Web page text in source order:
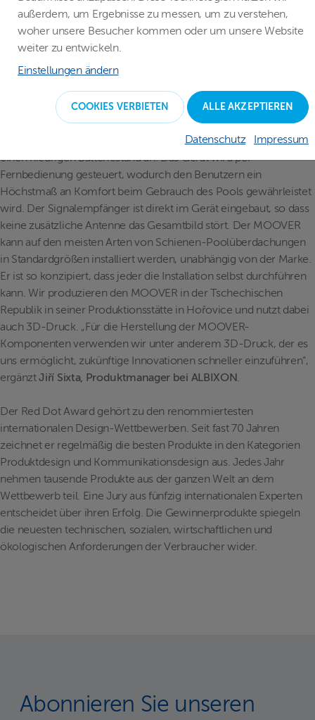
unterschiedlichsten Wetterbedingungen ausgelegt ist“, erklärt
während der Saison durch Solarmodule aufgeladen werden. Bei
fehlenden Sonnentagen können die Batterien einfach über das
Stromnetz aufgeladen werden. Über ein digitales LED-Panel
kommuniziert der MOOVER visuell mit den Benutzern. Er zeigt
beispielsweise die Bewegungsrichtung der Abdeckung oder
einen niedrigen Batteriestand an. Das Gerät wird per
Fernbedienung gesteuert, wodurch den Benutzern ein
Höchstmaß an Komfort beim Gebrauch des Pools gewährleistet
wird. Der Signalempfänger ist direkt im Gerät eingebaut, so dass
keine zusätzliche Antenne das Gesamtbild stört. Der MOOVER
kann auf den meisten Arten von Schienen-Poolüberdachungen
in Standardgrößen installiert werden, unabhängig von der Marke.
Er ist so konzipiert, dass jeder die Installation selbst durchführen
kann. Wir produzieren den MOOVER in der Tschechischen
Republik in seiner Produktionsstätte in Hořovice und nutzt dabei
auch 3D-Druck. „Für die Herstellung der MOOVER-
Komponenten verwenden wir unter anderem 3D-Druck, der es
uns ermöglicht, zukünftige Innovationen schneller einzuführen“,
ergänztJiří Sixta, Produktmanager bei ALBIXON.
Der Red Dot Award gehört zu den renommiertesten
internationalen Design-Wettbewerben. Seit fast 70 Jahren
zeichnet er regelmäßig die besten Produkte in den Kategorien
Produktdesign und Kommunikationsdesign aus. Jedes Jahr
nehmen tausende Produkte aus der ganzen Welt an dem
Wettbewerb teil. Eine Jury aus fünfzig internationalen Experten
entscheidet über ihren Erfolg. Die Gewinnerprodukte spiegeln
die neuesten technischen, sozialen, wirtschaftlichen und
ökologischen Anforderungen der Verbraucher wider.
Abonnieren Sie unseren
außerdem, um Ergebnisse zu messen, um zu verstehen,
woher unsere Besucher kommen oder um unsere Website
weiter zu entwickeln.
Einstellungen ändern
COOKIES VERBIETEN ALLE AKZEPTIEREN
Datenschutz Impressum